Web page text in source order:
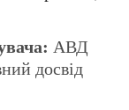
АВД
досвід